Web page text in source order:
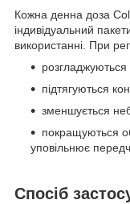
Кожна денна доза
індивідуальний
використанні. При
розгладжуються
підтягуються
зменшується
покращуються
уповільнює
Спосіб